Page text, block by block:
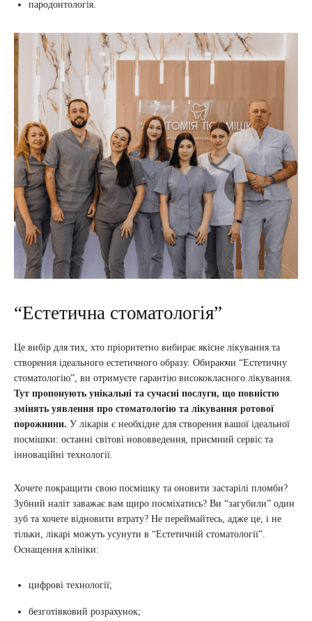
пародонтологія.
“Естетична стоматологія”
Це вибір для тих, хто пріоритетно вибирає якісне лікування та
створення ідеального естетичного образу. Обираючи “Естетичну
стоматологію”, ви отримуєте гарантію висококласного лікування.
Тут пропонують унікальні та сучасні послуги, що повністю
змінять уявлення про стоматологію та лікування ротової
порожнини. У лікарів є необхідне для створення вашої ідеальної
посмішки: останні світові нововведення, приємний сервіс та
інноваційні технології.
Хочете покращити свою посмішку та оновити застарілі пломби?
Зубний наліт заважає вам щиро посміхатись? Ви “загубили” один
зуб та хочете відновити втрату? Не переймайтесь, адже це, і не
тільки, лікарі можуть усунути в “Естетичній стоматології”.
Оснащення клініки:
цифрові технології;
безготівковий розрахунок;